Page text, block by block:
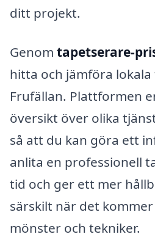
ditt projekt.
Genom tapetserare-
hitta och jämföra
Frufällan. Plattformen
översikt över olika
så att du kan göra ett
anlita en professionell
tid och ger ett mer
särskilt när det
mönster och tekniker.